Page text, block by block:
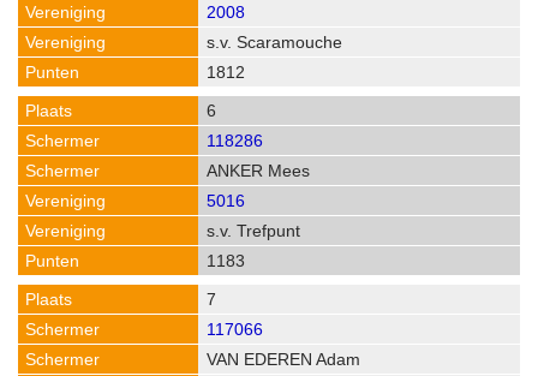
2008
s.v. Scaramouche
1812
6
118286
ANKER Mees
5016
s.v. Trefpunt
1183
7
117066
VAN EDEREN Adam